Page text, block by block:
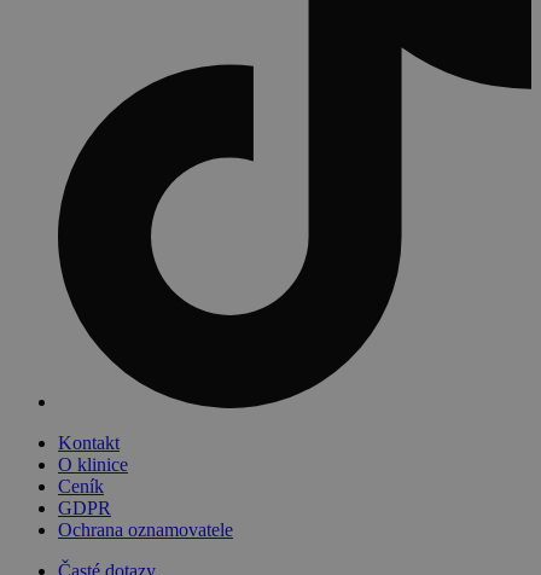
Kontakt
O klinice
Ceník
GDPR
Ochrana oznamovatele
Časté dotazy